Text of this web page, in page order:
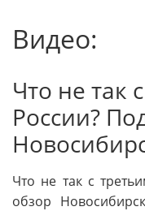
Видео:
Что не так
России?
Что не так с
обзор